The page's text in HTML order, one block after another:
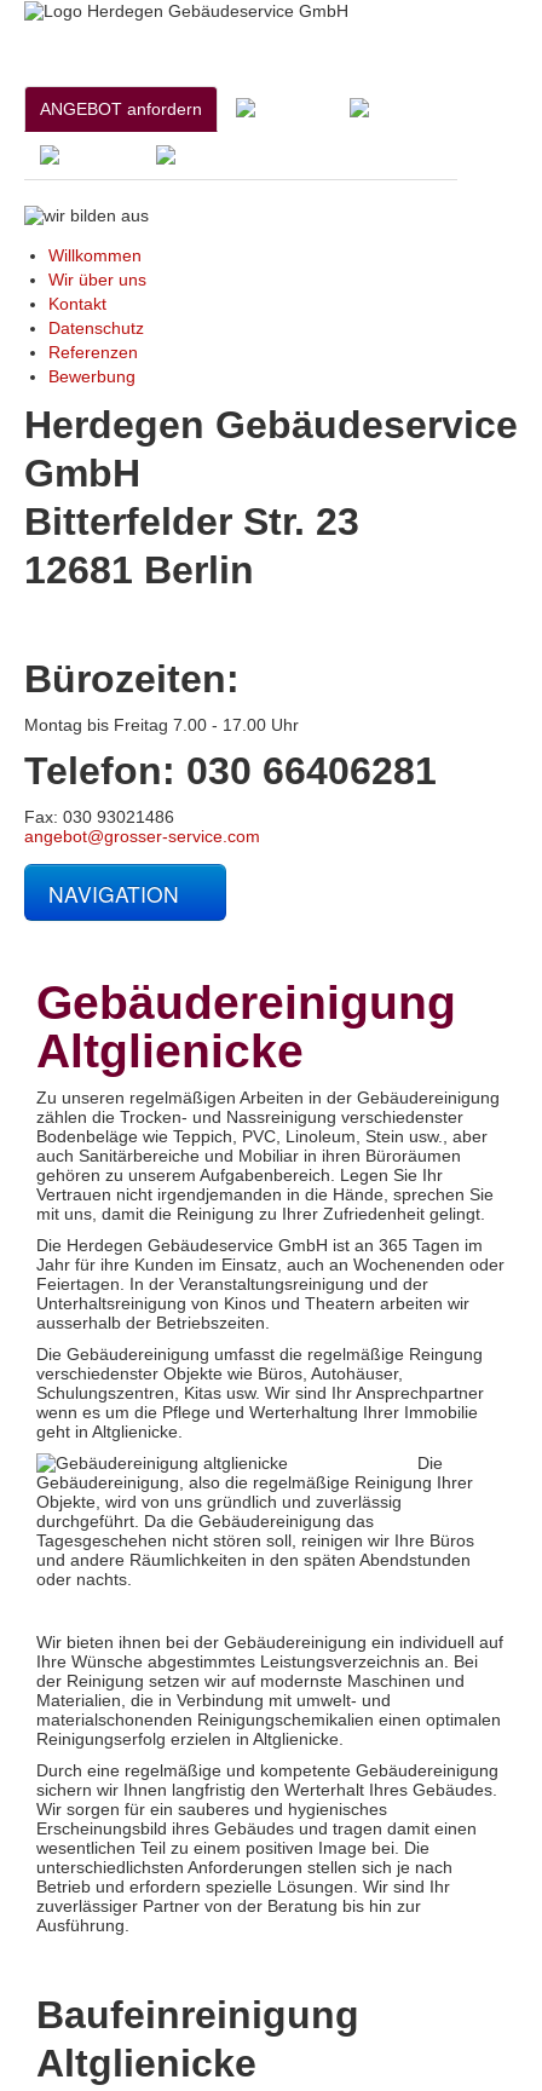
ANGEBOT anfordern
Willkommen
Wir über uns
Kontakt
Datenschutz
Referenzen
Bewerbung
Herdegen Gebäudeservice
GmbH
Bitterfelder Str. 23
12681 Berlin
Bürozeiten:
Montag bis Freitag 7.00 - 17.00 Uhr
Telefon: 030 66406281
Fax: 030 93021486
angebot@grosser-service.com
NAVIGATION
Baureinigung
Büroreinigung
Centerreinigung
Fassadenreinigung und Denkmalpflege
Fensterreinigung
Fitnessstudioreinigung
Glas- und Glasfassadenreinigung
Großküchenreinigung
Grundreinigung
Industriereinigung
Kino- und Theatersaalreinigung
Kitareinigung
Praxisreinigung
Restaurantreinigung
Schulreinigung
Solaranlagenreinigung mit Osmosetechnik
Teppichbodenreinigung
Unterhaltsreinigung
Veranstaltungsreinigung
Verkehrs- und Grauflächenreinigung
Verkehrsmittelreinigung
Hausmeisterservice
Grünflächenpflege
Winterdienst
Gebäudereinigung
Altglienicke
Zu unseren regelmäßigen Arbeiten in der Gebäudereinigung
zählen die Trocken- und Nassreinigung verschiedenster
Bodenbeläge wie Teppich, PVC, Linoleum, Stein usw., aber
auch Sanitärbereiche und Mobiliar in ihren Büroräumen
gehören zu unserem Aufgabenbereich. Legen Sie Ihr
Vertrauen nicht irgendjemanden in die Hände, sprechen Sie
mit uns, damit die Reinigung zu Ihrer Zufriedenheit gelingt.
Die Herdegen Gebäudeservice GmbH ist an 365 Tagen im
Jahr für ihre Kunden im Einsatz, auch an Wochenenden oder
Feiertagen. In der Veranstaltungsreinigung und der
Unterhaltsreinigung von Kinos und Theatern arbeiten wir
ausserhalb der Betriebszeiten.
Die Gebäudereinigung umfasst die regelmäßige Reingung
verschiedenster Objekte wie Büros, Autohäuser,
Schulungszentren, Kitas usw. Wir sind Ihr Ansprechpartner
wenn es um die Pflege und Werterhaltung Ihrer Immobilie
geht in Altglienicke.
Die
Gebäudereinigung, also die regelmäßige Reinigung Ihrer
Objekte, wird von uns gründlich und zuverlässig
durchgeführt. Da die Gebäudereinigung das
Tagesgeschehen nicht stören soll, reinigen wir Ihre Büros
und andere Räumlichkeiten in den späten Abendstunden
oder nachts.
Wir bieten ihnen bei der Gebäudereinigung ein individuell auf
Ihre Wünsche abgestimmtes Leistungsverzeichnis an. Bei
der Reinigung setzen wir auf modernste Maschinen und
Materialien, die in Verbindung mit umwelt- und
materialschonenden Reinigungschemikalien einen optimalen
Reinigungserfolg erzielen in Altglienicke.
Durch eine regelmäßige und kompetente Gebäudereinigung
sichern wir Ihnen langfristig den Werterhalt Ihres Gebäudes.
Wir sorgen für ein sauberes und hygienisches
Erscheinungsbild ihres Gebäudes und tragen damit einen
wesentlichen Teil zu einem positiven Image bei. Die
unterschiedlichsten Anforderungen stellen sich je nach
Betrieb und erfordern spezielle Lösungen. Wir sind Ihr
zuverlässiger Partner von der Beratung bis hin zur
Ausführung.
Baufeinreinigung
Altglienicke